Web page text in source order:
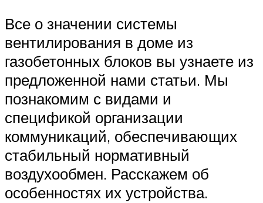
Все о значении системы
вентилирования в доме из
газобетонных блоков вы узнаете из
предложенной нами статьи. Мы
познакомим с видами и
спецификой организации
коммуникаций, обеспечивающих
стабильный нормативный
воздухообмен. Расскажем об
особенностях их устройства.